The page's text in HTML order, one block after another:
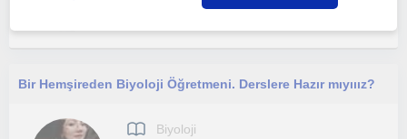
Bir Hemşireden Biyoloji Öğretmeni. Derslere Hazır mıyııız?
Biyoloji